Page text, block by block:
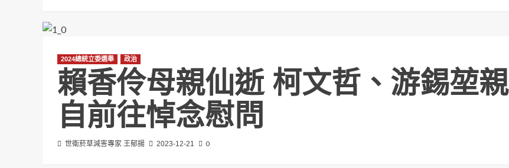
2024總統立委選舉 政治
賴香伶母親仙逝 柯文哲、游錫堃親
自前往悼念慰問
世衛菸草減害專家 王郁揚 2023-12-21 0